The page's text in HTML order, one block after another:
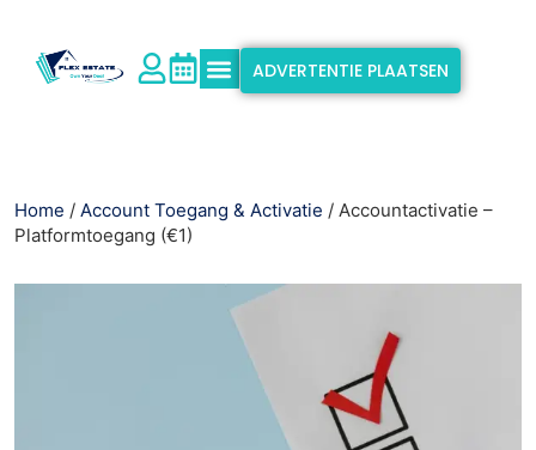
ADVERTENTIE PLAATSEN
Home / Account Toegang & Activatie / Accountactivatie –
Platformtoegang (€1)